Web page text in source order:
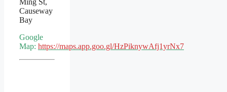
Ming St,
Causeway
Bay
Google
Map: https://maps.app.goo.gl/HzPiknywAfj1yrNx7